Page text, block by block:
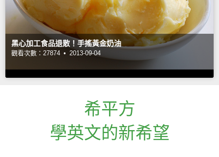
黑心加工食品退散！手搖黃金奶油
觀看次數：27874 • 2013-09-04
希平方
學英文的新希望